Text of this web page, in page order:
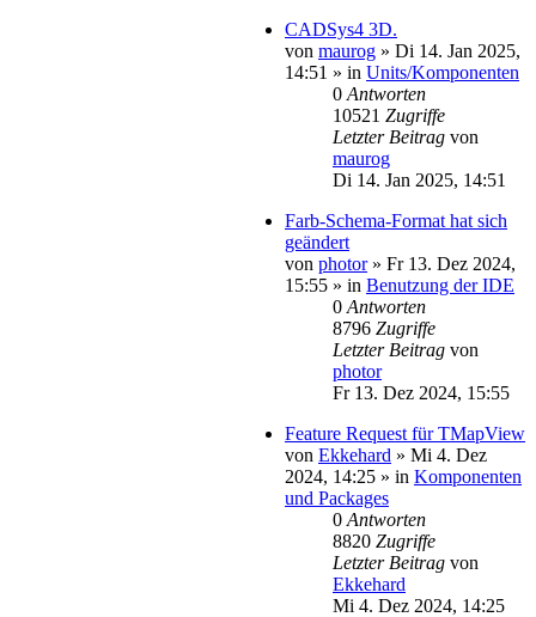
CADSys4 3D.
von maurog » Di 14. Jan 2025,
14:51 » in Units/Komponenten
0 Antworten
10521 Zugriffe
Letzter Beitrag von
maurog
Di 14. Jan 2025, 14:51
Farb-Schema-Format hat sich
geändert
von photor» Fr 13. Dez 2024,
15:55 » in Benutzung der IDE
0 Antworten
8796 Zugriffe
Letzter Beitrag von
photor
Fr 13. Dez 2024, 15:55
Feature Request für TMapView
von Ekkehard » Mi 4. Dez
2024, 14:25 » in Komponenten
und Packages
0 Antworten
8820 Zugriffe
Letzter Beitrag von
Ekkehard
Mi 4. Dez 2024, 14:25